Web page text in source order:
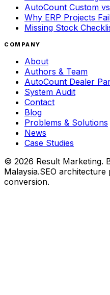
AutoCount Custom
Why ERP Projects
Missing Stock
COMPANY
About
Authors & Team
AutoCount Dealer
System Audit
Contact
Blog
Problems & Solutions
News
Case Studies
© 2026 Result Marketing.
Malaysia.SEO
conversion.